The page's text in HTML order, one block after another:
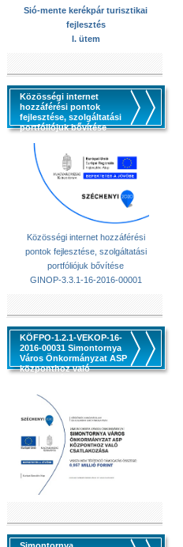
Sió-mente kerékpár turisztikai
fejlesztés
I. ütem
Közösségi internet
hozzáférési pontok
fejlesztése, szolgáltatási
portfóliójuk bővítése
Közösségi internet hozzáférési
pontok fejlesztése, szolgáltatási
portfóliójuk bővítése
GINOP-3.3.1-16-2016-00001
KÖFPO-1.2.1-VEKOP-16-
2016-00031 Simontornya
Város Önkormányzat ASP
központhoz való